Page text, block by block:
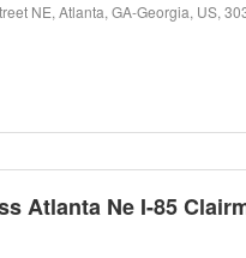
NE, Atlanta, GA-Georgia, US,
Atlanta Ne I-85